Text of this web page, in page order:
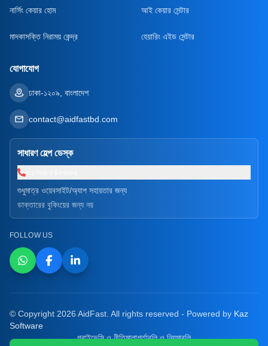
নার্সিং কেয়ার হোম আই কেয়ার সেন্টার
মাদকাসক্তি নিরাময় কেন্দ্র হেয়ারিং এইড সেন্টার
যোগাযোগ
ঢাকা-১২০৯, বাংলাদেশ
contact@aidfastbd.com
সাধারণ হেল্প ডেস্ক
শুধুমাত্র ওয়েবসাইট/অ্যাপ সহায়তার জন্য
ডাক্তারের বুকিংয়ের জন্য নয়
FOLLOW US
© Copyright 2026 AidFast. All rights reserved - Powered by Kaz
Software
প্রাইভেসি ও নীতিমালাশর্তাবলি ও নিয়মাবলি